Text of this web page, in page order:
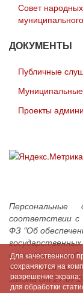
Совет народных
ДОКУМЕНТЫ
Публичные
Муниципальные
Проекты
соответствии с
ФЗ "Об
данных и в
закона от
Для качественного
сохраняются на
разрешение экрана;
для обработки